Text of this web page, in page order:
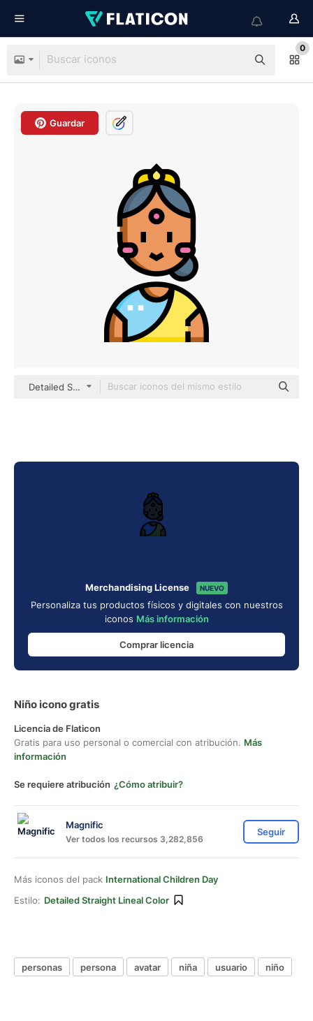
0
Guardar
Detailed Straight Lineal color
Merchandising License NUEVO
Personaliza tus productos físicos y digitales con nuestros
iconos Más información
Comprar licencia
Niño icono gratis
Licencia de Flaticon
Gratis para uso personal o comercial con atribución. Más
información
Se requiere atribución ¿Cómo atribuir?
Magnific
Ver todos los recursos 3,282,856
Seguir
Más iconos del pack International Children Day
Estilo: Detailed Straight Lineal Color
personas persona avatar niña usuario niño